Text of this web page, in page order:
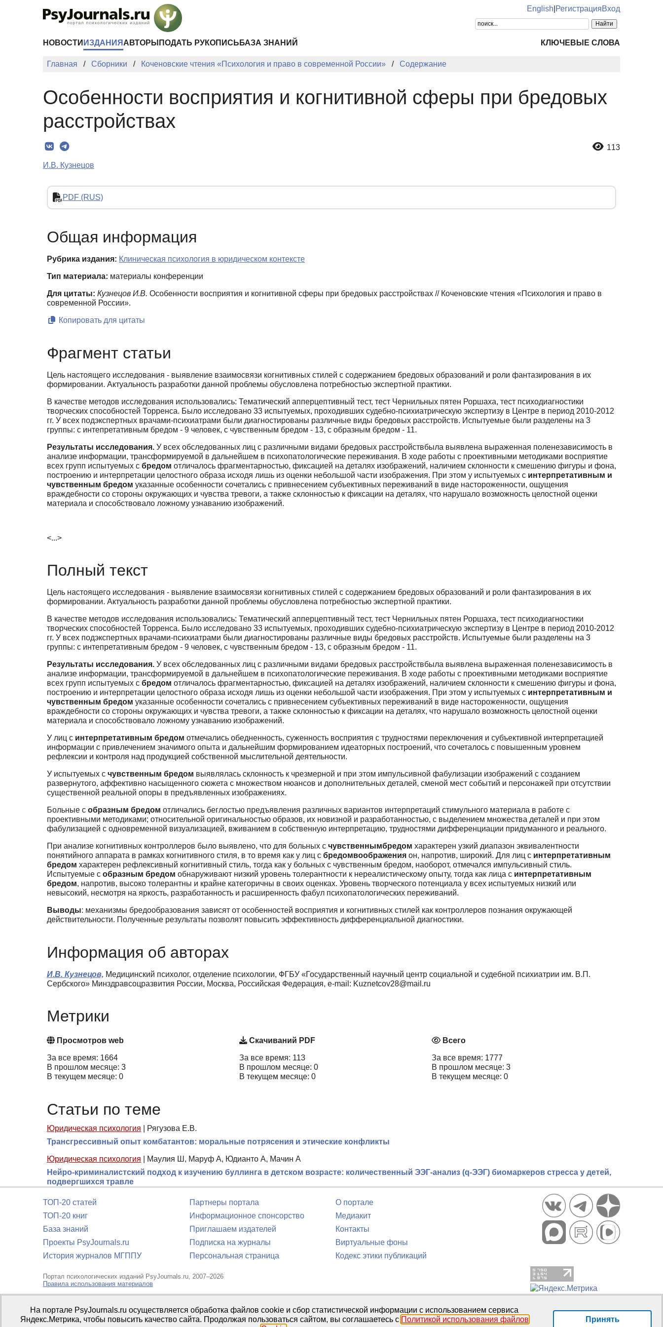
English РегистрацияВход
НОВОСТИ ИЗДАНИЯ АВТОРЫ ПОДАТЬ РУКОПИСЬ БАЗА ЗНАНИЙ КЛЮЧЕВЫЕ СЛОВА
Главная Сборники Коченовские чтения «Психология и право в современной России» Содержание
Особенности восприятия и когнитивной сферы при бредовых
расстройствах
113
И.В. Кузнецов
PDF (RUS)
Общая информация
Рубрика издания: Клиническая психология в юридическом контексте
Тип материала: материалы конференции
Для цитаты: Кузнецов И.В. Особенности восприятия и когнитивной сферы при бредовых расстройствах // Коченовские чтения «Психология и право в
современной России».
Копировать для цитаты
Фрагмент статьи
Цель настоящего исследования - выявление взаимосвязи когнитивных стилей с содержанием бредовых образований и роли фантазирования в их
формировании. Актуальность разработки данной проблемы обусловлена потребностью экспертной практики.
В качестве методов исследования использовались: Тематический апперцептивный тест, тест Чернильных пятен Роршаха, тест психодиагностики
творческих способностей Торренса. Было исследовано 33 испытуемых, проходивших судебно-психиатрическую экспертизу в Центре в период 2010-2012
гг. У всех подэкспертных врачами-психиатрами были диагностированы различные виды бредовых расстройств. Испытуемые были разделены на 3
группы: с интепретативным бредом - 9 человек, с чувственным бредом - 13, с образным бредом - 11.
Результаты исследования. У всех обследованных лиц с различными видами бредовых расстройствбыла выявлена выраженная поленезависимость в
анализе информации, трансформируемой в дальнейшем в психопатологические переживания. В ходе работы с проективными методиками восприятие
всех групп испытуемых с бредом отличалось фрагментарностью, фиксацией на деталях изображений, наличием склонности к смешению фигуры и фона,
построению и интерпретации целостного образа исходя лишь из оценки небольшой части изображения. При этом у испытуемых с интерпретативным и
чувственным бредом указанные особенности сочетались с привнесением субъективных переживаний в виде настороженности, ощущения
враждебности со стороны окружающих и чувства тревоги, а также склонностью к фиксации на деталях, что нарушало возможность целостной оценки
материала и способствовало ложному узнаванию изображений.
<...>
Полный текст
Цель настоящего исследования - выявление взаимосвязи когнитивных стилей с содержанием бредовых образований и роли фантазирования в их
формировании. Актуальность разработки данной проблемы обусловлена потребностью экспертной практики.
В качестве методов исследования использовались: Тематический апперцептивный тест, тест Чернильных пятен Роршаха, тест психодиагностики
творческих способностей Торренса. Было исследовано 33 испытуемых, проходивших судебно-психиатрическую экспертизу в Центре в период 2010-2012
гг. У всех подэкспертных врачами-психиатрами были диагностированы различные виды бредовых расстройств. Испытуемые были разделены на 3
группы: с интепретативным бредом - 9 человек, с чувственным бредом - 13, с образным бредом - 11.
Результаты исследования. У всех обследованных лиц с различными видами бредовых расстройствбыла выявлена выраженная поленезависимость в
анализе информации, трансформируемой в дальнейшем в психопатологические переживания. В ходе работы с проективными методиками восприятие
всех групп испытуемых с бредом отличалось фрагментарностью, фиксацией на деталях изображений, наличием склонности к смешению фигуры и фона,
построению и интерпретации целостного образа исходя лишь из оценки небольшой части изображения. При этом у испытуемых с интерпретативным и
чувственным бредом указанные особенности сочетались с привнесением субъективных переживаний в виде настороженности, ощущения
враждебности со стороны окружающих и чувства тревоги, а также склонностью к фиксации на деталях, что нарушало возможность целостной оценки
материала и способствовало ложному узнаванию изображений.
У лиц с интерпретативным бредом отмечались обедненность, суженность восприятия с трудностями переключения и субъективной интерпретацией
информации с привлечением значимого опыта и дальнейшим формированием идеаторных построений, что сочеталось с повышенным уровнем
рефлексии и контроля над продукцией собственной мыслительной деятельности.
У испытуемых с чувственным бредом выявлялась склонность к чрезмерной и при этом импульсивной фабулизации изображений с созданием
развернутого, аффективно насыщенного сюжета с множеством нюансов и дополнительных деталей, сменой мест событий и персонажей при отсутствии
существенной реальной опоры в предъявленных изображениях.
Больные с образным бредом отличались беглостью предъявления различных вариантов интерпретаций стимульного материала в работе с
проективными методиками; относительной оригинальностью образов, их новизной и разработанностью, с выделением множества деталей и при этом
фабулизацией с одновременной визуализацией, вживанием в собственную интерпретацию, трудностями дифференциации придуманного и реального.
При анализе когнитивных контроллеров было выявлено, что для больных с чувственнымбредом характерен узкий диапазон эквивалентности
понятийного аппарата в рамках когнитивного стиля, в то время как у лиц с бредомвоображения он, напротив, широкий. Для лиц с интерпретативным
бредом характерен рефлексивный когнитивный стиль, тогда как у больных с чувственным бредом, наоборот, отмечался импульсивный стиль.
Испытуемые с образным бредом обнаруживают низкий уровень толерантности к нереалистическому опыту, тогда как лица с интерпретативным
бредом, напротив, высоко толерантны и крайне категоричны в своих оценках. Уровень творческого потенциала у всех испытуемых низкий или
невысокий, несмотря на яркость, разработанность и расширенность фабул психопатологических переживаний.
Выводы: механизмы бредообразования зависят от особенностей восприятия и когнитивных стилей как контроллеров познания окружающей
действительности. Полученные результаты позволят повысить эффективность дифференциальной диагностики.
Информация об авторах
И.В. Кузнецов, Медицинский психолог, отделение психологии, ФГБУ «Государственный научный центр социальной и судебной психиатрии им. В.П.
Сербского» Минздравсоцразвития России, Москва, Российская Федерация, e-mail: Kuznetcov28@mail.ru
Метрики
Просмотров web
За все время: 1664
В прошлом месяце: 3
В текущем месяце: 0
Скачиваний PDF
За все время: 113
В прошлом месяце: 0
В текущем месяце: 0
Всего
За все время: 1777
В прошлом месяце: 3
В текущем месяце: 0
Статьи по теме
Юридическая психология
Рягузова Е.В.
Трансгрессивный опыт комбатантов: моральные потрясения и этические конфликты
Юридическая психология
Маулия Ш, Маруф А, Юдианто А, Мачин А
Нейро-криминалистский подход к изучению буллинга в детском возрасте: количественный ЭЭГ-анализ (q-ЭЭГ) биомаркеров стресса у детей,
подвергшихся травле
ТОП-20 статей
ТОП-20 книг
База знаний
Проекты PsyJournals.ru
История журналов МГППУ
Партнеры портала
Информационное спонсорство
Приглашаем издателей
Подписка на журналы
Персональная страница
О портале
Медиакит
Контакты
Виртуальные фоны
Кодекс этики публикаций
Портал психологических изданий PsyJournals.ru, 2007–2026
Правила использования материалов
Свидетельство регистрации СМИЭл № ФС77-66447 от 14 июля 2016 г.
Издатель:ФГБОУ ВО МГППУ
На портале PsyJournals.ru осуществляется обработка файлов cookie и сбор статистической информации с использованием сервиса
Яндекс.Метрика, чтобы повысить качество сайта. Продолжая пользоваться сайтом, вы соглашаетесь с Политикой использования файлов
Принять